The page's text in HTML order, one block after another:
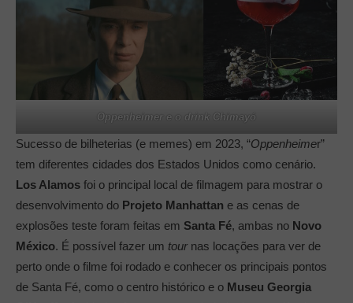
Oppenheimer e o drink Chimayó
Sucesso de bilheterias (e memes) em 2023, “Oppenheimer”
tem diferentes cidades dos Estados Unidos como cenário.
Los Alamos foi o principal local de filmagem para mostrar o
desenvolvimento do Projeto Manhattan e as cenas de
explosões teste foram feitas em Santa Fé, ambas no Novo
México. É possível fazer um tournas locações para ver de
perto onde o filme foi rodado e conhecer os principais pontos
de Santa Fé, como o centro histórico e o Museu Georgia